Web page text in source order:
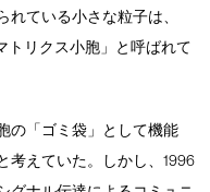
ている小さな粒子は、
トリクス小胞」と呼ばれて
の「ゴミ袋」として機能
考えていた。しかし、1996